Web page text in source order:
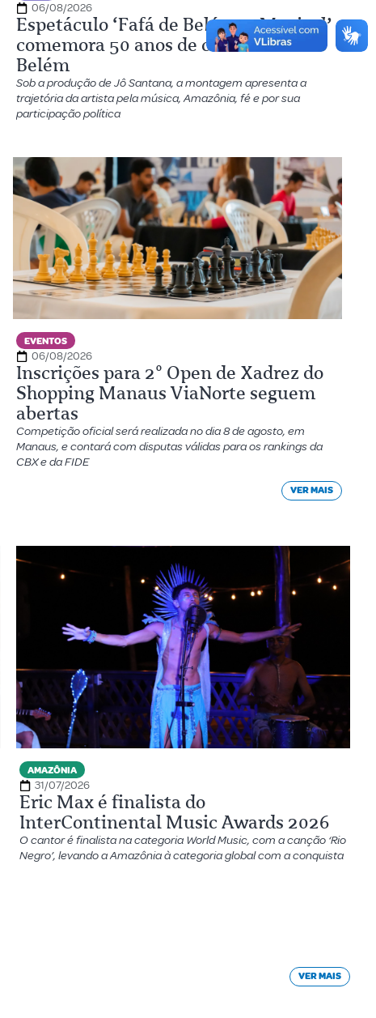
06/08/2026
Espetáculo ‘Fafá de Belém, o Musical’
comemora 50 anos de carreira em
Belém
Sob a produção de Jô Santana, a montagem apresenta a
trajetória da artista pela música, Amazônia, fé e por sua
participação política
EVENTOS
06/08/2026
Inscrições para 2º Open de Xadrez do
Shopping Manaus ViaNorte seguem
abertas
Competição oficial será realizada no dia 8 de agosto, em
Manaus, e contará com disputas válidas para os rankings da
CBX e da FIDE
VER MAIS
AMAZÔNIA
31/07/2026
Eric Max é finalista do
InterContinental Music Awards 2026
O cantor é finalista na categoria World Music, com a canção ‘Rio
Negro’, levando a Amazônia à categoria global com a conquista
VER MAIS